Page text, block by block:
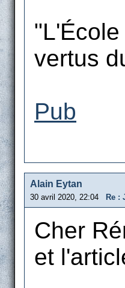
vertus
Pub
Alain Eytan
30 avril 2020, 22:04 Re :
Cher
et